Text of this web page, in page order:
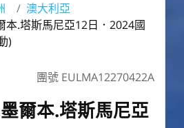
澳大利亞
本.塔斯馬尼亞12日．2024國
)
團號 EULMA12270422A
爾本.塔斯馬尼亞